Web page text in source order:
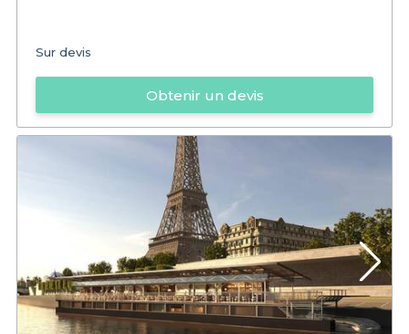
Sur devis
Obtenir un devis